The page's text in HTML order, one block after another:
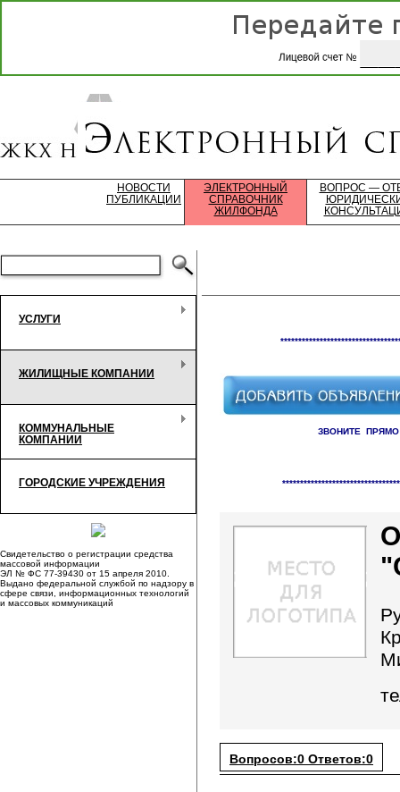
НОВОСТИ
ПУБЛИКАЦИИ
ЭЛЕКТРОННЫЙ
СПРАВОЧНИК
ЖИЛФОНДА
ВОПРОС —
УСЛУГИ
ЖИЛИЩНЫЕ КОМПАНИИ
КОММУНАЛЬНЫЕ
КОМПАНИИ
ГОРОДСКИЕ УЧРЕЖДЕНИЯ
Свидетельство о регистрации средства
массовой информации
ЭЛ № ФС 77-39430 от 15 апреля 2010.
Выдано федеральной службой по надзору в
сфере связи, информационных технологий
и массовых коммуникаций
ЗВОНИТЕ
Справочник
Вопросов:0 Ответов:0